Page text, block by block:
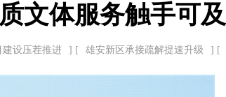
文体服务触手可及
设压茬推进 ] [ 雄安新区承接疏解提速升级 ] [